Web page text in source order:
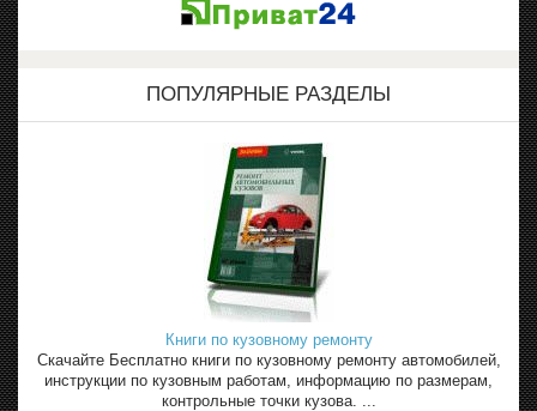
ПОПУЛЯРНЫЕ РАЗДЕЛЫ
Книги по кузовному ремонту
Скачайте Бесплатно книги по кузовному ремонту автомобилей,
инструкции по кузовным работам, информацию по размерам,
контрольные точки кузова. ...